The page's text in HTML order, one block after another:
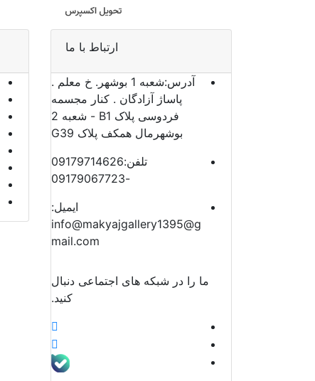
ارتباط با ما
آدرس:
شعبه 1 بوشهر. خ معلم .
پاساژ آزادگان . کنار مجسمه
فردوسی پلاک B1 - شعبه 2
بوشهرمال همکف پلاک G39
تلفن:09179714626
-09179067723
ایمیل:
info@makyajgallery1395@g
mail.com
ما را در شبکه های اجتماعی دنبال
کنید.